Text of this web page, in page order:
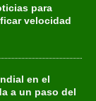
para
velocidad
en el
a un paso del